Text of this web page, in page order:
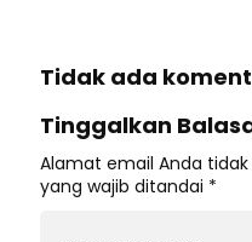
Tidak ada
Tinggalkan
Alamat email Anda tidak
yang wajib ditandai *